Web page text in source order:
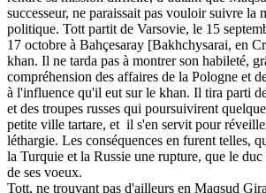
successeur, ne paraissait pas vouloir suivre la
politique. Tott partit de Varsovie, le 15
17 octobre à Bahçesaray [Bakhchysarai, en
khan. Il ne tarda pas à montrer son habileté,
compréhension des affaires de la Pologne et
à l'influence qu'il eut sur le khan. Il tira parti
et des troupes russes qui poursuivirent
petite ville tartare, et il s'en servit pour
léthargie. Les conséquences en furent telles,
la Turquie et la Russie une rupture, que le
de ses voeux.
Tott, ne trouvant pas d'ailleurs en Maqsud